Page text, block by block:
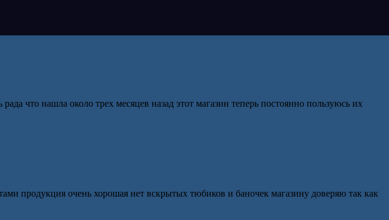
что нашла около трех месяцев назад этот магазин теперь постоянно пользуюсь их
продукция очень хорошая нет вскрытых тюбиков и баночек магазину доверяю так как